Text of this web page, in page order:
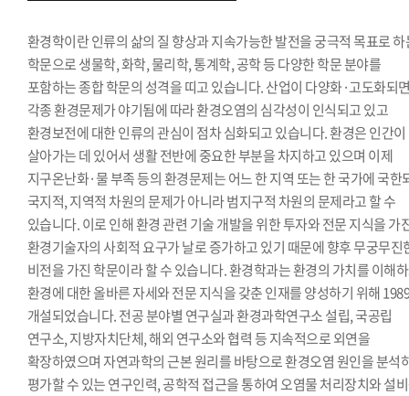
환경학이란 인류의 삶의 질 향상과 지속가능한 발전을 궁극적 목표로
학문으로 생물학, 화학, 물리학, 통계학, 공학 등 다양한 학문 분야를
포함하는 종합 학문의 성격을 띠고 있습니다. 산업이 다양화·고도화되
각종 환경문제가 야기됨에 따라 환경오염의 심각성이 인식되고 있고
환경보전에 대한 인류의 관심이 점차 심화되고 있습니다. 환경은 인간이
살아가는 데 있어서 생활 전반에 중요한 부분을 차지하고 있으며 이제
지구온난화·물 부족 등의 환경문제는 어느 한 지역 또는 한 국가에 국한
국지적, 지역적 차원의 문제가 아니라 범지구적 차원의 문제라고 할 수
있습니다. 이로 인해 환경 관련 기술 개발을 위한 투자와 전문 지식을 가
환경기술자의 사회적 요구가 날로 증가하고 있기 때문에 향후 무궁무진
비전을 가진 학문이라 할 수 있습니다. 환경학과는 환경의 가치를 이해
환경에 대한 올바른 자세와 전문 지식을 갖춘 인재를 양성하기 위해
개설되었습니다. 전공 분야별 연구실과 환경과학연구소 설립, 국공립
연구소, 지방자치단체, 해외 연구소와 협력 등 지속적으로 외연을
확장하였으며 자연과학의 근본 원리를 바탕으로 환경오염 원인을 분석
평가할 수 있는 연구인력, 공학적 접근을 통하여 오염물 처리장치와 설